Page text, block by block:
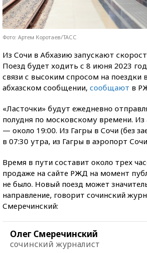
Фото: Артем Коротаев/ТАСС
Из Сочи в Абхазию запускают
Поезд будет ходить с 8 июня 2023
связи с высоким спросом на поездки
абхазском сообщении, сообщают в
«Ласточки» будут ежедневно
полудня по московскому времени. Из
— около 19:00. Из Гагры в Сочи (без
в 07:30 утра, из Гагры в аэропорт
Время в пути составит около трех
продаже на сайте РЖД на момент
не было. Новый поезд может
направление, говорит сочинский
Смеречинский:
Олег Смеречинский
сочинский журналист